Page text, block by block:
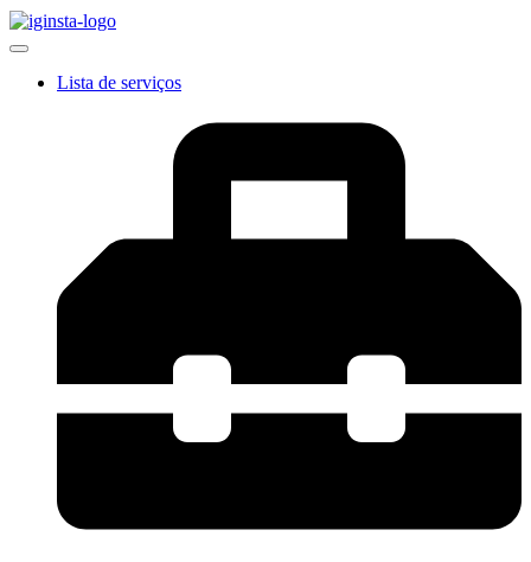
Lista de serviços